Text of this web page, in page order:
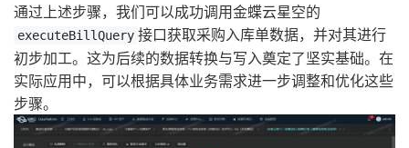
通过上述步骤，我们可以成功调用金蝶云星空的
executeBillQuery 接口获取采购入库单数据，并对其进行
初步加工。这为后续的数据转换与写入奠定了坚实基础。在
实际应用中，可以根据具体业务需求进一步调整和优化这些
步骤。